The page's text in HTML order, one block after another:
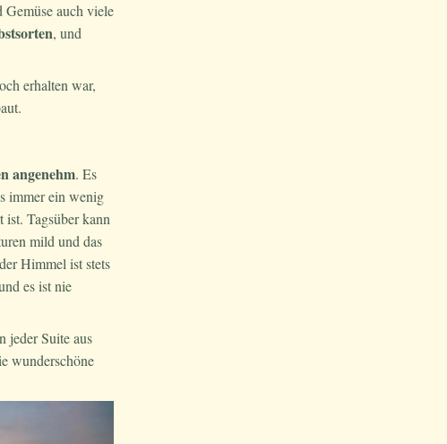
Gemüse auch viele
, und
erhalten war,
angenehm. Es
immer ein wenig
ist. Tagsüber kann
mild und das
Himmel ist stets
es ist nie
jeder Suite aus
wunderschöne